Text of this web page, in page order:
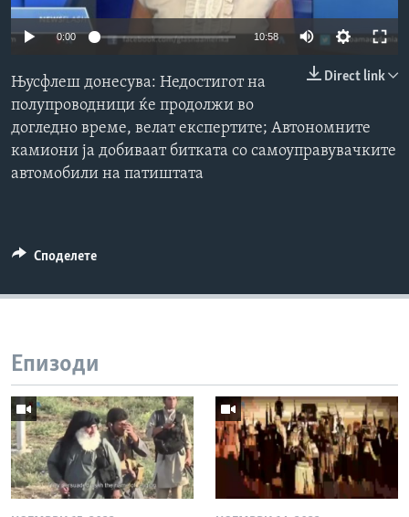
ИНТЕРВЈУА
Јазици
0:00 10:58
Direct link
Њусфлеш донесува: Недостигот на
полупроводници ќе продолжи во
догледно време, велат експертите; Автономните
камиони ја добиваат битката со самоуправувачките
автомобили на патиштата
Споделете
Епизоди